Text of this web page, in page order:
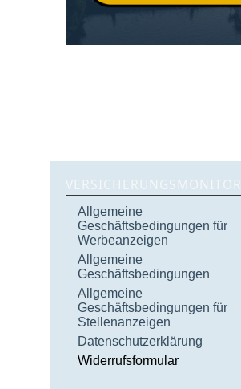
VERSICHERUNGSMONITOR
Allgemeine
Geschäftsbedingungen für
Werbeanzeigen
Allgemeine
Geschäftsbedingungen
Allgemeine
Geschäftsbedingungen für
Stellenanzeigen
Datenschutzerklärung
Widerrufsformular